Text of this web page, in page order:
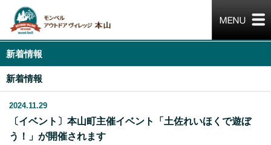
新着情報
新着情報
2024.11.29
〔イベント〕本山町主催イベント「土佐れいほくで遊ぼ
う！」が開催されます